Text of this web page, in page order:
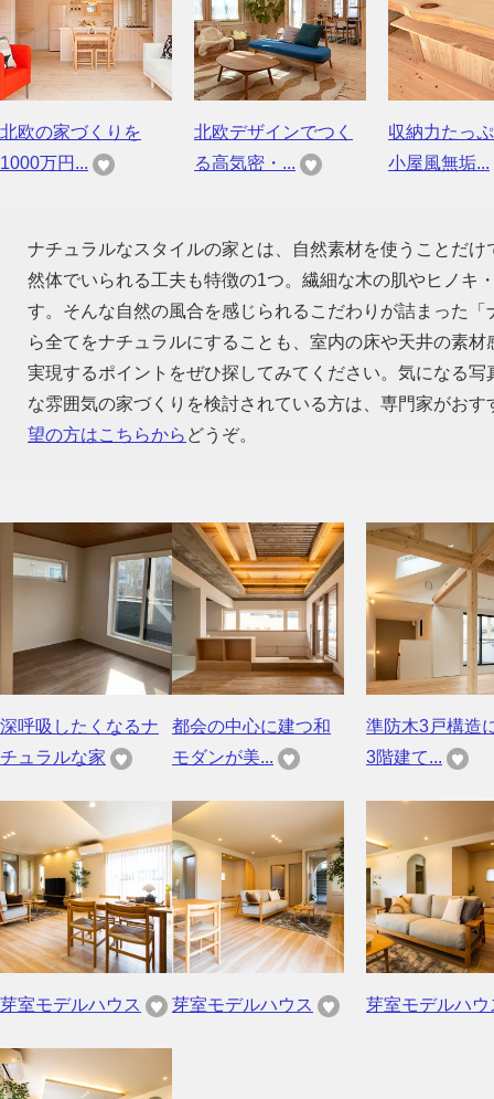
北欧の家づくりを
1000万円...
北欧デザインでつく
る高気密・...
収納力たっ
小屋風無垢...
ナチュラルなスタイルの家とは、自然素材を使うことだ
然体でいられる工夫も特徴の1つ。繊細な木の肌やヒノキ
す。そんな自然の風合を感じられるこだわりが詰まった
ら全てをナチュラルにすることも、室内の床や天井の素
実現するポイントをぜひ探してみてください。気になる
な雰囲気の家づくりを検討されている方は、専門家がお
望の方はこちらから どうぞ。
深呼吸したくなるナ
チュラルな家
都会の中心に建つ和
モダンが美...
準防木3戸構造
3階建て...
芽室モデルハウス 芽室モデルハウス 芽室モデルハウ